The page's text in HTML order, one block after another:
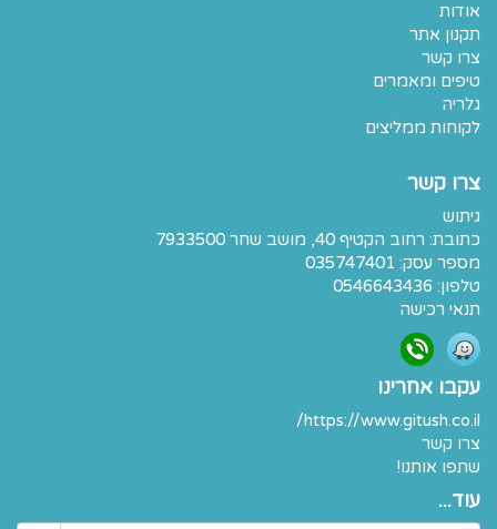
אודות
תקנון אתר
צרו קשר
טיפים ומאמרים
גלריה
לקוחות ממליצים
צרו קשר
גיתוש
כתובת: רחוב הקטיף 40, מושב שחר 7933500
מספר עסק: 035747401
טלפון: 0546643436
תנאי רכישה
עקבו אחרינו
https://www.gitush.co.il/
צרו קשר
שתפו אותנו!
עוד...